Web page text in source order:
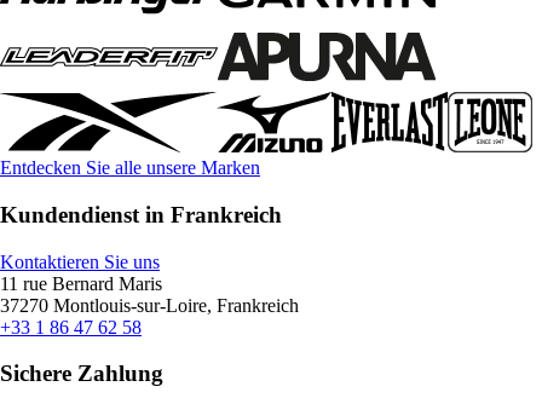
Entdecken Sie alle unsere Marken
Kundendienst in Frankreich
Kontaktieren Sie uns
11 rue Bernard Maris
37270 Montlouis-sur-Loire, Frankreich
+33 1 86 47 62 58
Sichere Zahlung